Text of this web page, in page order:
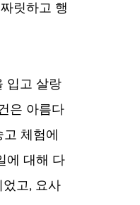
릿하고 행
입고 살랑
은 아름다
체험에
에 대해 다
고, 요사